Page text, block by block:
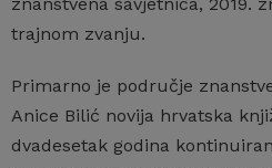
trajnom zvanju.
Primarno je područje
Anice Bilić novija hrvatska
dvadesetak godina